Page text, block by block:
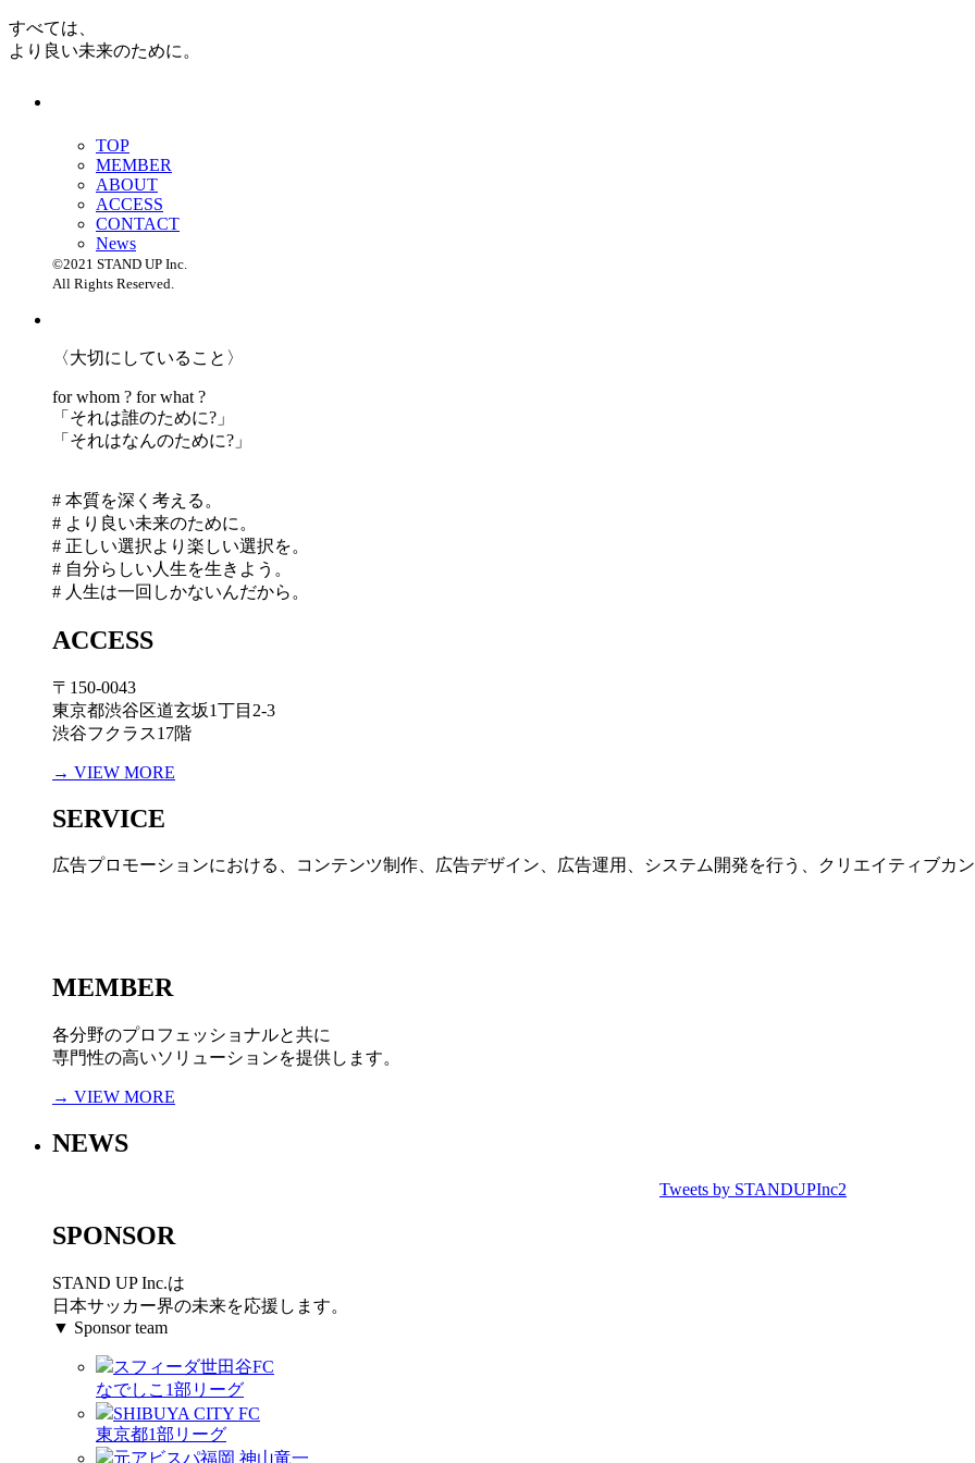
すべては、
より良い未来のために。
TOP
MEMBER
ABOUT
ACCESS
CONTACT
News
©2021 STAND UP Inc.
All Rights Reserved.
〈大切にしていること〉
for whom ? for what ?
「 それは誰のために?」
「 それはなんのために?」
# 本質を深く考える。
# より良い未来のために。
# 正しい選択より楽しい選択を。
# 自分らしい人生を生きよう。
# 人生は一回しかないんだから。
ACCESS
〒150-0043
東京都渋谷区道玄坂1丁目2-3
渋谷フクラス17階
→ VIEW MORE
SERVICE
広告プロモーションにおける、コンテンツ制作、広告デザイン、広告運用、システム開発を行う、 クリエイティブカ
MEMBER
各分野のプロフェッショナルと共に
専門性の高いソリューションを提供します。
→ VIEW MORE
NEWS
Tweets by STANDUPInc2
SPONSOR
STAND UP Inc.は
日本サッカー界の未来を応援します。
▼ Sponsor team
スフィーダ世田谷FC
なでしこ1部リーグ
SHIBUYA CITY FC
東京都1部リーグ
元アビスパ福岡 神山竜一